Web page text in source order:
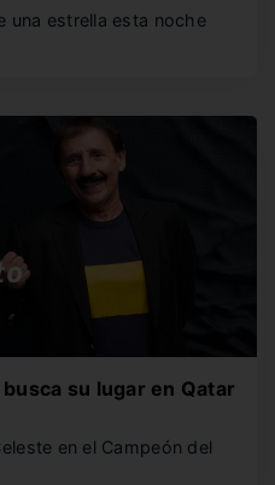
una estrella esta noche
su lugar en Qatar
en el Campeón del